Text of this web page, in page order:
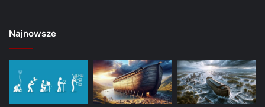
Najnowsze